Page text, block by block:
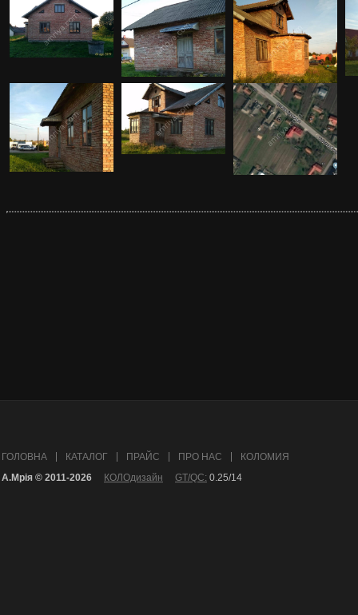
ГОЛОВНА КАТАЛОГ ПРАЙС ПРО НАС КОЛОМИЯ
А.Mрія © 2011-2026 КОЛОдизайн GT/QC: 0.25/14